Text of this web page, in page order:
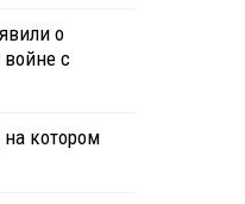
о
с
на котором